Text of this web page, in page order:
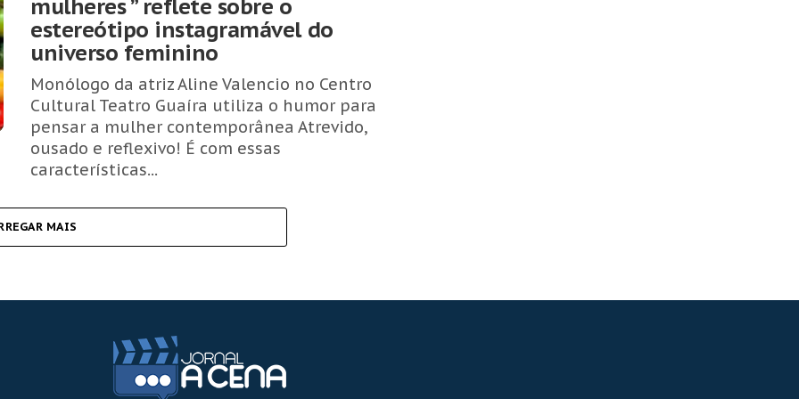
mulheres ” reflete sobre o
estereótipo instagramável do
universo feminino
Monólogo da atriz Aline Valencio no Centro
Cultural Teatro Guaíra utiliza o humor para
pensar a mulher contemporânea Atrevido,
ousado e reflexivo! É com essas
características...
MAIS